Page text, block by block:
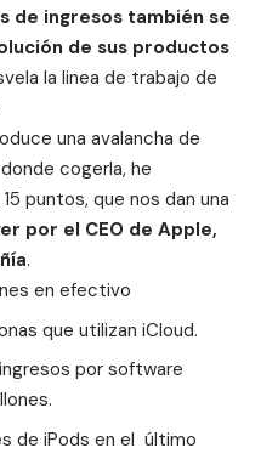
de ingresos también se
de sus productos
la linea de trabajo de
una avalancha de
cogerla, he
15 puntos, que nos dan una
por el CEO de Apple,
.
en efectivo
que utilizan iCloud.
por software
de iPods en el último